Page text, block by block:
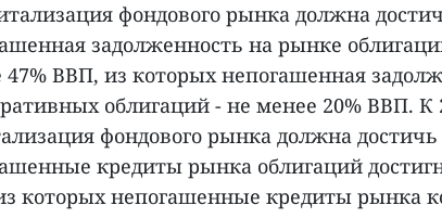
фондового рынка должна
задолженность на рынке
47% ВВП, из которых непогашенная
облигаций - не менее 20% ВВП. К
фондового рынка должна
кредиты рынка облигаций
которых непогашенные кредиты рынка